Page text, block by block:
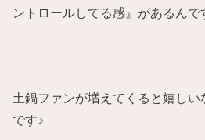
ントロールしてる感』があるんで
土鍋ファンが増えてくると嬉しい
です♪